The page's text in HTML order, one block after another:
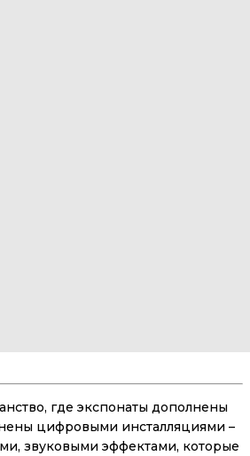
где экспонаты дополнены
цифровыми инсталляциями –
звуковыми эффектами, которые